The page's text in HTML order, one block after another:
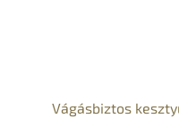
Vágásbiztos